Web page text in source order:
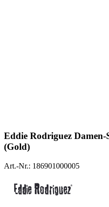
Eddie Rodriguez Damen-
(Gold)
Art.-Nr.: 186901000005